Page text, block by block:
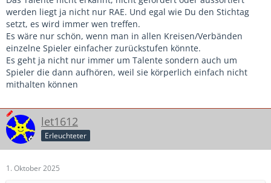
Am Ende ist doch die Frage, was man tun muss, um
talentierten Spielern den Weg nach oben zu ermöglichen,
damit erfolgreiche Jugendarbeit letztlich auch in
erfolgreicher Nationalmannschaft endet, mal ganz plakativ
und vereinfacht ausgedrückt. Es bleiben viele Talente auf
der Strecke, weil sie in jungen Jahren gar nicht erst die
zieht sich vom Vereinsfußball im Breitensport über die DFB
Stützpunkte bis hin zu den NLZ.
Vielleicht hat ja jemand ein Beispiel oder Einblicke, wie NLZs
unisono mit einem Schulterzucken quittiert wird.
werden liegt ja nicht nur RAE. Und egal wie Du den Stichtag
setzt, es wird immer wen treffen.
Es wäre nur schön, wenn man in allen Kreisen/Verbänden
einzelne Spieler einfacher zurückstufen könnte.
Es geht ja nicht nur immer um Talente sondern auch um
Spieler die dann aufhören, weil sie körperlich einfach nicht
mithalten können
let1612
Erleuchteter
1. Oktober 2025